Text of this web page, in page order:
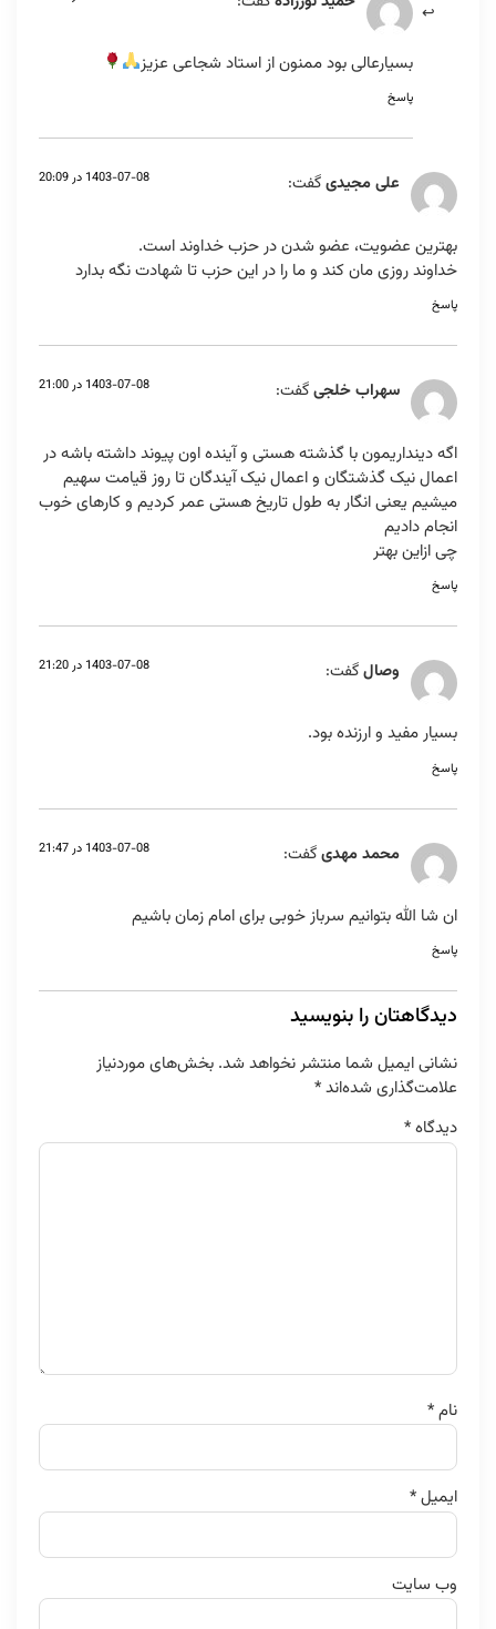
بسیارعالی بود ممنون از استاد شجاعی عزیز
پاسخ
علی مجیدیگفت: 1403-07-08 در 20:09
بهترین عضویت، عضو شدن در حزب خداوند است.
خداوند روزی مان کند و ما را در این حزب تا شهادت نگه بدارد
پاسخ
سهراب خلجیگفت: 1403-07-08 در 21:00
اگه دینداریمون با گذشته هستی و آینده اون پیوند داشته باشه در
اعمال نیک گذشتگان و اعمال نیک آیندگان تا روز قیامت سهیم
میشیم یعنی انگار به طول تاریخ هستی عمر کردیم و کارهای خوب
انجام دادیم
چی ازاین بهتر
پاسخ
وصالگفت: 1403-07-08 در 21:20
بسیار مفید و ارزنده بود.
پاسخ
محمد مهدیگفت: 1403-07-08 در 21:47
ان شا الله بتوانیم سرباز خوبی برای امام زمان باشیم
پاسخ
دیدگاهتان را بنویسید
نشانی ایمیل شما منتشر نخواهد شد. بخش‌های موردنیاز
علامت‌گذاری شده‌اند*
دیدگاه*
نام*
ایمیل*
وب‌ سایت